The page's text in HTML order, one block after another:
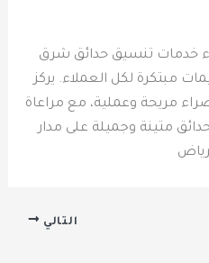
خدمات تنسيق حدائق شرق
مبتكرة لكل العملاء. يركز
مريحة وعملية، مع مراعاة
متينة وجميلة على مدار
التالي